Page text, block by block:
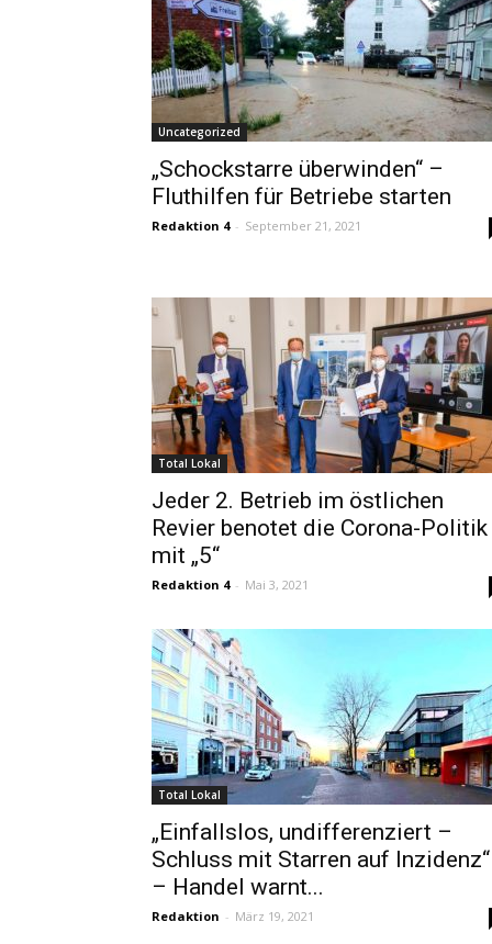
Uncategorized
„Schockstarre überwinden“ –
Fluthilfen für Betriebe starten
Redaktion 4 - September 21, 2021
Total Lokal
Jeder 2. Betrieb im östlichen
Revier benotet die Corona-Politik
mit „5“
Redaktion 4 - Mai 3, 2021
Total Lokal
„Einfallslos, undifferenziert –
Schluss mit Starren auf Inzidenz“
– Handel warnt...
Redaktion - März 19, 2021